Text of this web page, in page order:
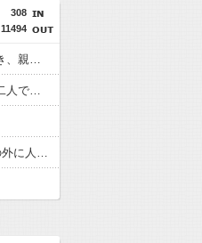
308
11494
【ありえない…】トメは、ウトが亡くなったとき、親戚はおろか子供達(旦那やその兄弟)にも、危篤のときに連絡せず、息ひきとってから連絡してきたんだが…
中学生の時に不登校になった私を気遣って母と二人で祖母の家に暮らしていた時があった。私はあんまり覚えてないんだけど、母いわく水を嫌がり風呂に入らないし毎日金縛
311の直後、避難所で夜番をしていたら昇降口の外に人影が見えた。その親子3人に「寒いから中へどうぞ」と声をかけたが応答がない